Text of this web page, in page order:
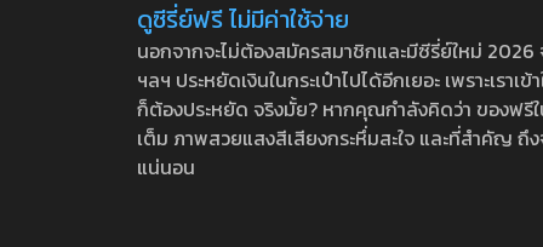
ดูซีรี่ย์ฟรี ไม่มีค่าใช้จ่าย
นอกจากจะไม่ต้องสมัครสมาชิกและมีซีรี่ย์ใหม่
ฯลฯ ประหยัดเงินในกระเป๋าไปได้อีกเยอะ เพราะเร
ก็ต้องประหยัด จริงมั้ย? หากคุณกำลังคิดว่า ของฟ
เต็ม ภาพสวยแสงสีเสียงกระหึ่มสะใจ และที่สำคัญ
แน่นอน